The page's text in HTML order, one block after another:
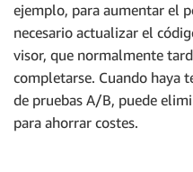
ejemplo, para aumentar el
necesario actualizar el
visor, que normalmente
completarse. Cuando haya
de pruebas A/B, puede
para ahorrar costes.